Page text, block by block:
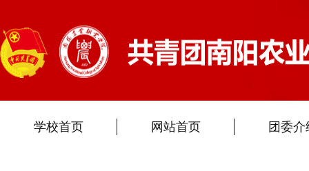
学校首页 网站首页 团委介